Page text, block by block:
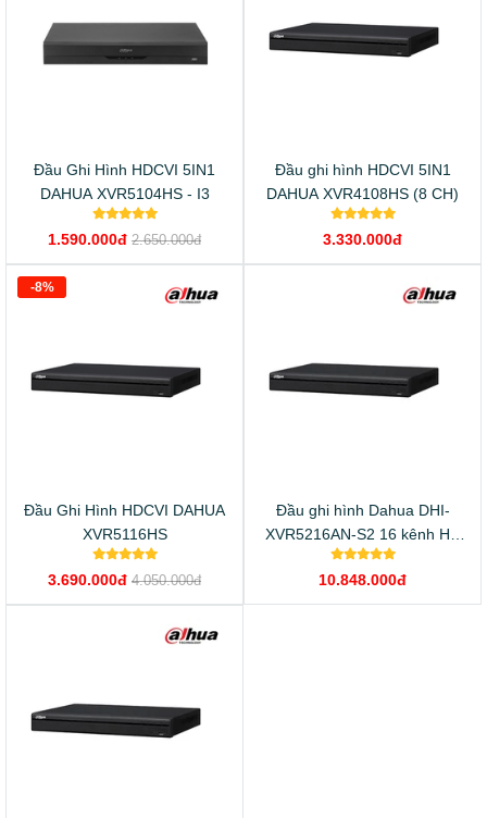
Đầu Ghi Hình HDCVI 5IN1
DAHUA XVR5104HS - I3
1.590.000đ 2.650.000đ
Đầu ghi hình HDCVI 5IN1
DAHUA XVR4108HS (8 CH)
3.330.000đ
Đầu Ghi Hình HDCVI DAHUA
XVR5116HS
3.690.000đ 4.050.000đ
-8%
Đầu ghi hình Dahua DHI-
XVR5216AN-S2 16 kênh HD
4MP + 8 kênh IP 5MP
10.848.000đ